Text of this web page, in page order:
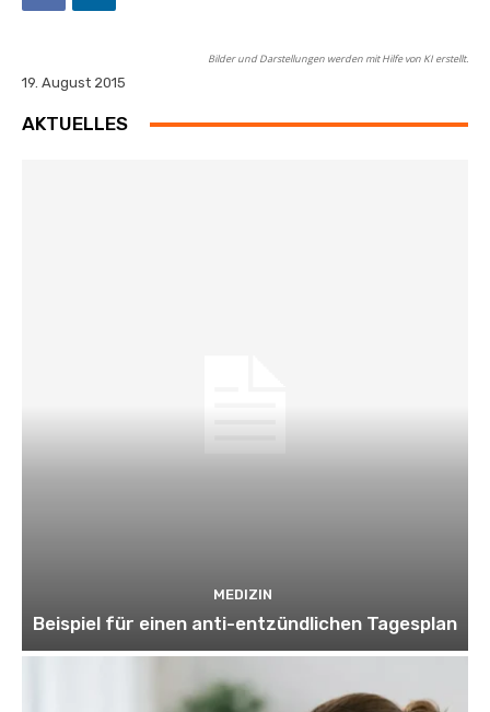
Bilder und Darstellungen werden mit Hilfe von KI erstellt.
19. August 2015
AKTUELLES
MEDIZIN
Beispiel für einen anti-entzündlichen Tagesplan